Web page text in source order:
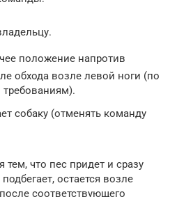
положение напротив
обхода возле левой ноги (по
собаку (отменять команду
тем, что пес придет и сразу
остается возле
соответствующего